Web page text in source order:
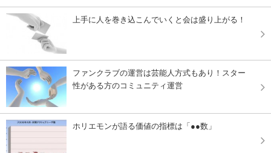
上手に人を巻き込こんでいくと会は盛り上がる！
ファンクラブの運営は芸能人方式もあり！スター
性がある方のコミュニティ運営
ホリエモンが語る価値の指標は「●●数」